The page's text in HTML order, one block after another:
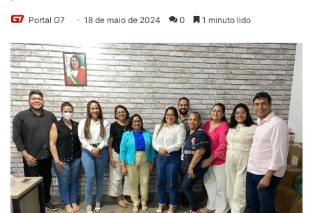
Portal G7 18 de maio de 2024 0 1 minuto lido